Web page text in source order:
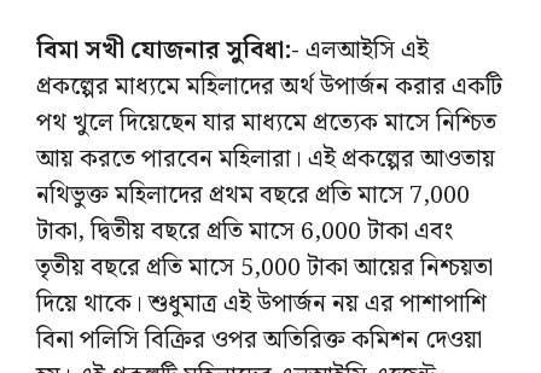
বিমা সখী যোজনার সুবিধা:-এলআইসি এই
প্রকল্পের মাধ্যমে মহিলাদের অর্থ উপার্জন করার একটি
পথ খুলে দিয়েছেন যার মাধ্যমে প্রত্যেক মাসে নিশ্চিত
আয় করতে পারবেন মহিলারা। এই প্রকল্পের আওতায়
নথিভুক্ত মহিলাদের প্রথম বছরে প্রতি মাসে 7,000
টাকা, দ্বিতীয় বছরে প্রতি মাসে 6,000 টাকা এবং
তৃতীয় বছরে প্রতি মাসে 5,000 টাকা আয়ের নিশ্চয়তা
দিয়ে থাকে। শুধুমাত্র এই উপার্জন নয় এর পাশাপাশি
বিনা পলিসি বিক্রির ওপর অতিরিক্ত কমিশন দেওয়া